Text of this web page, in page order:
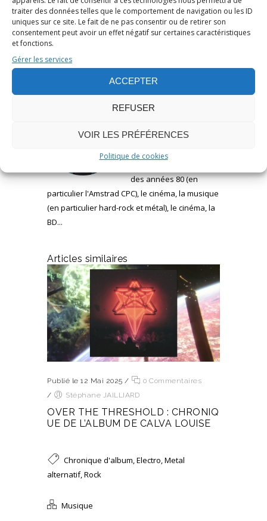
traiter des données telles que le comportement de navigation ou les ID
uniques sur ce site. Le fait de ne pas consentir ou de retirer son
consentement peut avoir un effet négatif sur certaines caractéristiques
et fonctions.
Gérer les services
ACCEPTER
REFUSER
VOIR LES PRÉFÉRENCES
Politique de cookies
Chronique d'album ,Power Metal
Musique
A propos de l’auteur
Stéphane
J'aime les jeux vidéos
modernes ou anciens,
des années 80 (en
particulier l'Amstrad CPC), le cinéma, la musique
(en particulier hard-rock et métal), le cinéma, la
BD...
Articles similaires
Publié le 12 Mai 2025 /
0 Commentaires
/
Stéphane JAILLIARD
OVER THE THRESHOLD : CHRONIQ
UE DE L’ALBUM DE CALVA LOUISE
Chronique d'album,Electro,Metal
alternatif,Rock
Musique